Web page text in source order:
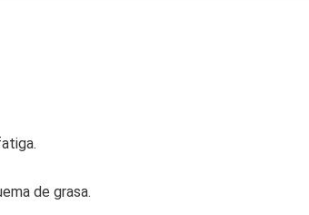
de grasa.